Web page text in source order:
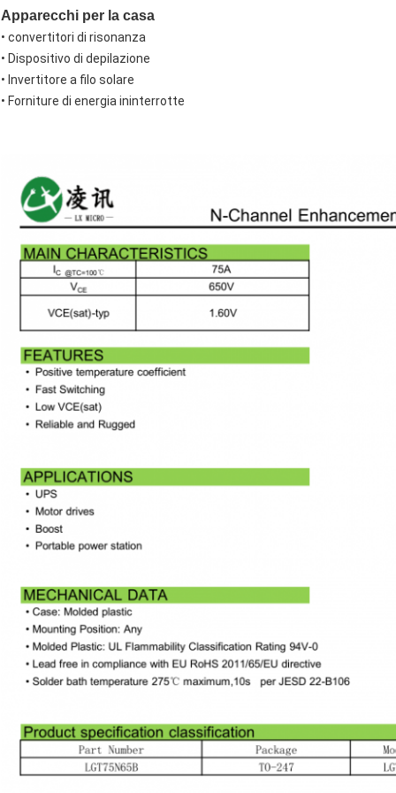
Apparecchi per la casa
• convertitori di risonanza
• Dispositivo di depilazione
• Invertitore a filo solare
• Forniture di energia ininterrotte